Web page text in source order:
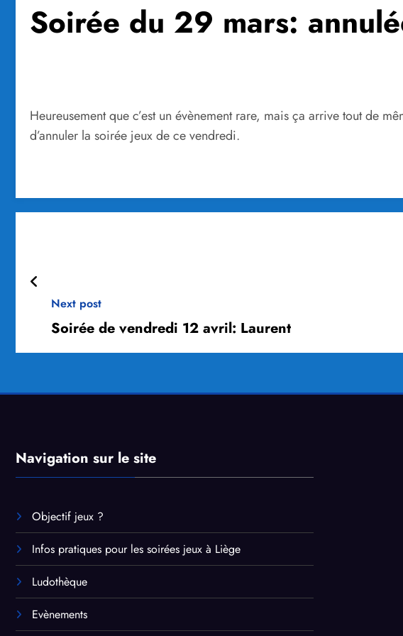
Soirée du 29 mars:
Heureusement que c’est un évènement rare, mais ça arrive tout de
d’annuler la soirée jeux de ce vendredi.
Next post
Soirée de vendredi 12 avril: Laurent
Navigation sur le site
Objectif jeux ?
Infos pratiques pour les soirées jeux à Liège
Ludothèque
Evènements